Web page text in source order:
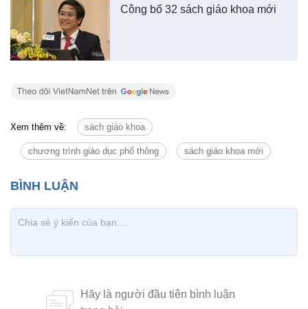
Công bố 32 sách giáo khoa mới
Xem thêm về: sách giáo khoa
chương trình giáo dục phổ thông sách giáo khoa mới